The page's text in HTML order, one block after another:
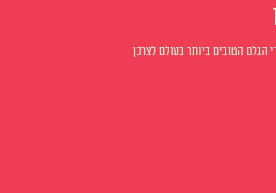
הטובים ביותר בעולם לצרכן